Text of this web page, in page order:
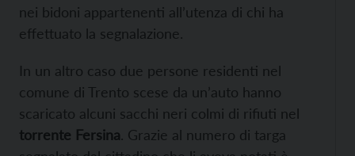
nei bidoni appartenenti all’utenza di chi ha
effettuato la segnalazione.
In un altro caso due persone residenti nel
comune di Trento scese da un’auto hanno
scaricato alcuni sacchi neri colmi di rifiuti nel
torrente Fersina. Grazie al numero di targa